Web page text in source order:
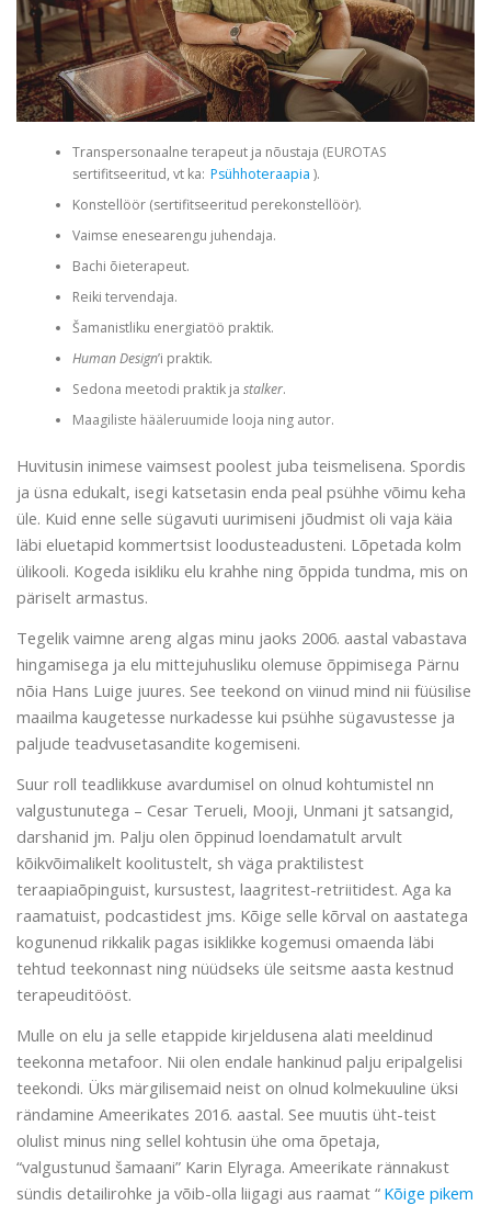
Transpersonaalne terapeut ja nõustaja (EUROTAS
sertifitseeritud, vt ka: Psühhoteraapia ).
Konstellöör (sertifitseeritud perekonstellöör).
Vaimse enesearengu juhendaja.
Bachi õieterapeut.
Reiki tervendaja.
Šamanistliku energiatöö praktik.
Human Design’i praktik.
Sedona meetodi praktik ja stalker.
Maagiliste hääleruumide looja ning autor.
Huvitusin inimese vaimsest poolest juba teismelisena. Spordis
ja üsna edukalt, isegi katsetasin enda peal psühhe võimu keha
üle. Kuid enne selle sügavuti uurimiseni jõudmist oli vaja käia
läbi eluetapid kommertsist loodusteadusteni. Lõpetada kolm
ülikooli. Kogeda isikliku elu krahhe ning õppida tundma, mis on
päriselt armastus.
Tegelik vaimne areng algas minu jaoks 2006. aastal vabastava
hingamisega ja elu mittejuhusliku olemuse õppimisega Pärnu
nõia Hans Luige juures. See teekond on viinud mind nii füüsilise
maailma kaugetesse nurkadesse kui psühhe sügavustesse ja
paljude teadvusetasandite kogemiseni.
Suur roll teadlikkuse avardumisel on olnud kohtumistel nn
valgustunutega – Cesar Terueli, Mooji, Unmani jt satsangid,
darshanid jm. Palju olen õppinud loendamatult arvult
kõikvõimalikelt koolitustelt, sh väga praktilistest
teraapiaõpinguist, kursustest, laagritest-retriitidest. Aga ka
raamatuist, podcastidest jms. Kõige selle kõrval on aastatega
kogunenud rikkalik pagas isiklikke kogemusi omaenda läbi
tehtud teekonnast ning nüüdseks üle seitsme aasta kestnud
terapeuditööst.
Mulle on elu ja selle etappide kirjeldusena alati meeldinud
teekonna metafoor. Nii olen endale hankinud palju eripalgelisi
teekondi. Üks märgilisemaid neist on olnud kolmekuuline üksi
rändamine Ameerikates 2016. aastal. See muutis üht-teist
olulist minus ning sellel kohtusin ühe oma õpetaja,
“valgustunud šamaani” Karin Elyraga. Ameerikate rännakust
sündis detailirohke ja võib-olla liigagi aus raamat “ Kõige pikem